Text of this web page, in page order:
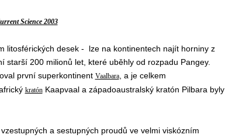
Science 2003
litosférických desek - lze na kontinentech najít horniny z
200 milionů let, které uběhly od rozpadu Pangey.
první superkontinent Vaalbara, a je celkem
kratónKaapvaal a západoaustralský kratón Pilbara byly
a sestupných proudů ve velmi viskózním